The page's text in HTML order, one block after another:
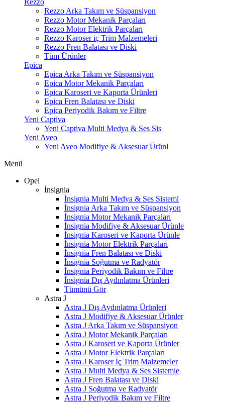
Rezzo
Rezzo Arka Takım ve Süspansiyon
Rezzo Motor Mekanik Parçaları
Rezzo Motor Elektrik Parçaları
Rezzo Karoser iç Trim Malzemeleri
Rezzo Fren Balatası ve Diski
Tüm Ürünler
Epica
Epica Arka Takım ve Süspansiyon
Epica Motor Mekanik Parçaları
Epica Karoseri ve Kaporta Ürünleri
Epica Fren Balatası ve Diski
Epica Periyodik Bakım ve Filtre
Yeni Captiva
Yeni Captiva Multi Medya & Ses Sis
Yeni Aveo
Yeni Aveo Modifiye & Aksesuar Ürünl
Menü
Opel
İnsignia
İnsignia Multi Medya & Ses Sisteml
İnsignia Arka Takım ve Süspansiyon
İnsignia Motor Mekanik Parçaları
İnsignia Modifiye & Aksesuar Ürünle
İnsignia Karoseri ve Kaporta Ürünle
İnsignia Motor Elektrik Parçaları
İnsignia Fren Balatası ve Diski
İnsignia Soğutma ve Radyatör
İnsignia Periyodik Bakım ve Filtre
İnsignia Dış Aydınlatma Ürünleri
Tümünü Gör
Astra J
Astra J Dış Aydınlatma Ürünleri
Astra J Modifiye & Aksesuar Ürünler
Astra J Arka Takım ve Süspansiyon
Astra J Motor Mekanik Parçaları
Astra J Karoseri ve Kaporta Ürünler
Astra J Motor Elektrik Parçaları
Astra J Karoser İç Trim Malzemeler
Astra J Multi Medya & Ses Sistemle
Astra J Fren Balatası ve Diski
Astra J Soğutma ve Radyatör
Astra J Periyodik Bakım ve Filtre